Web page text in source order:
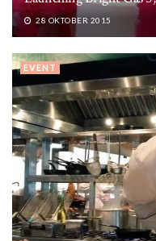
28 OKTOBER 2015
EVENT